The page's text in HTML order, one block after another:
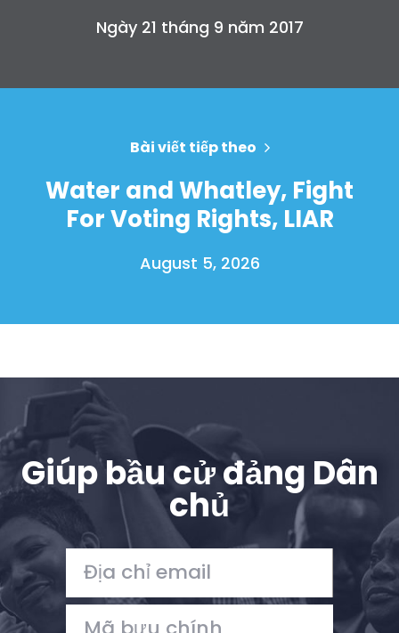
Trang chủ
Làm việc với chúng tôi
Nhấn
Bữa tiệc của bạn
Hoạt động
Quyên tặng
Ngày 21 tháng 9 năm 2017
Bài viết tiếp theo
Water and Whatley, Fight
For Voting Rights, LIAR
August 5, 2026
Giúp bầu cử đảng Dân
chủ